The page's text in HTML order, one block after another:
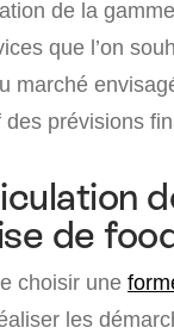
de la
que l’on
marché
des prévisions
de
choisir une
les